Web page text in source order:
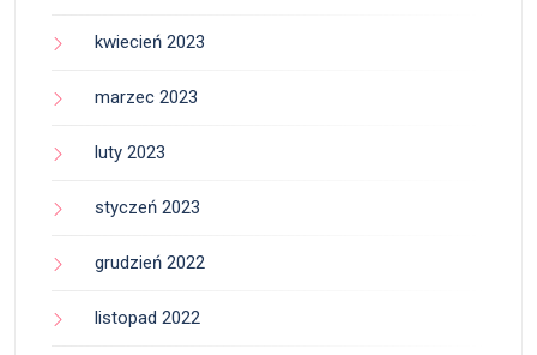
kwiecień 2023
marzec 2023
luty 2023
styczeń 2023
grudzień 2022
listopad 2022